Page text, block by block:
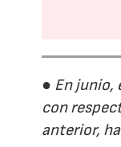
● En junio,
con
anterior,